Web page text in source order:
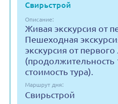
Свирьстрой
Описание:
Живая экскурсия от
Пешеходная
экскурсия от первого
(продолжительность
стоимость тура).
Маршрут дня:
Свирьстрой